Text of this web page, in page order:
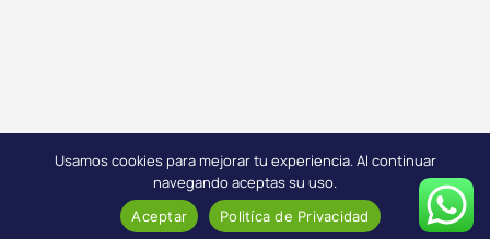
Usamos cookies para mejorar tu experiencia. Al continuar
navegando aceptas su uso.
Aceptar Politíca de Privacidad